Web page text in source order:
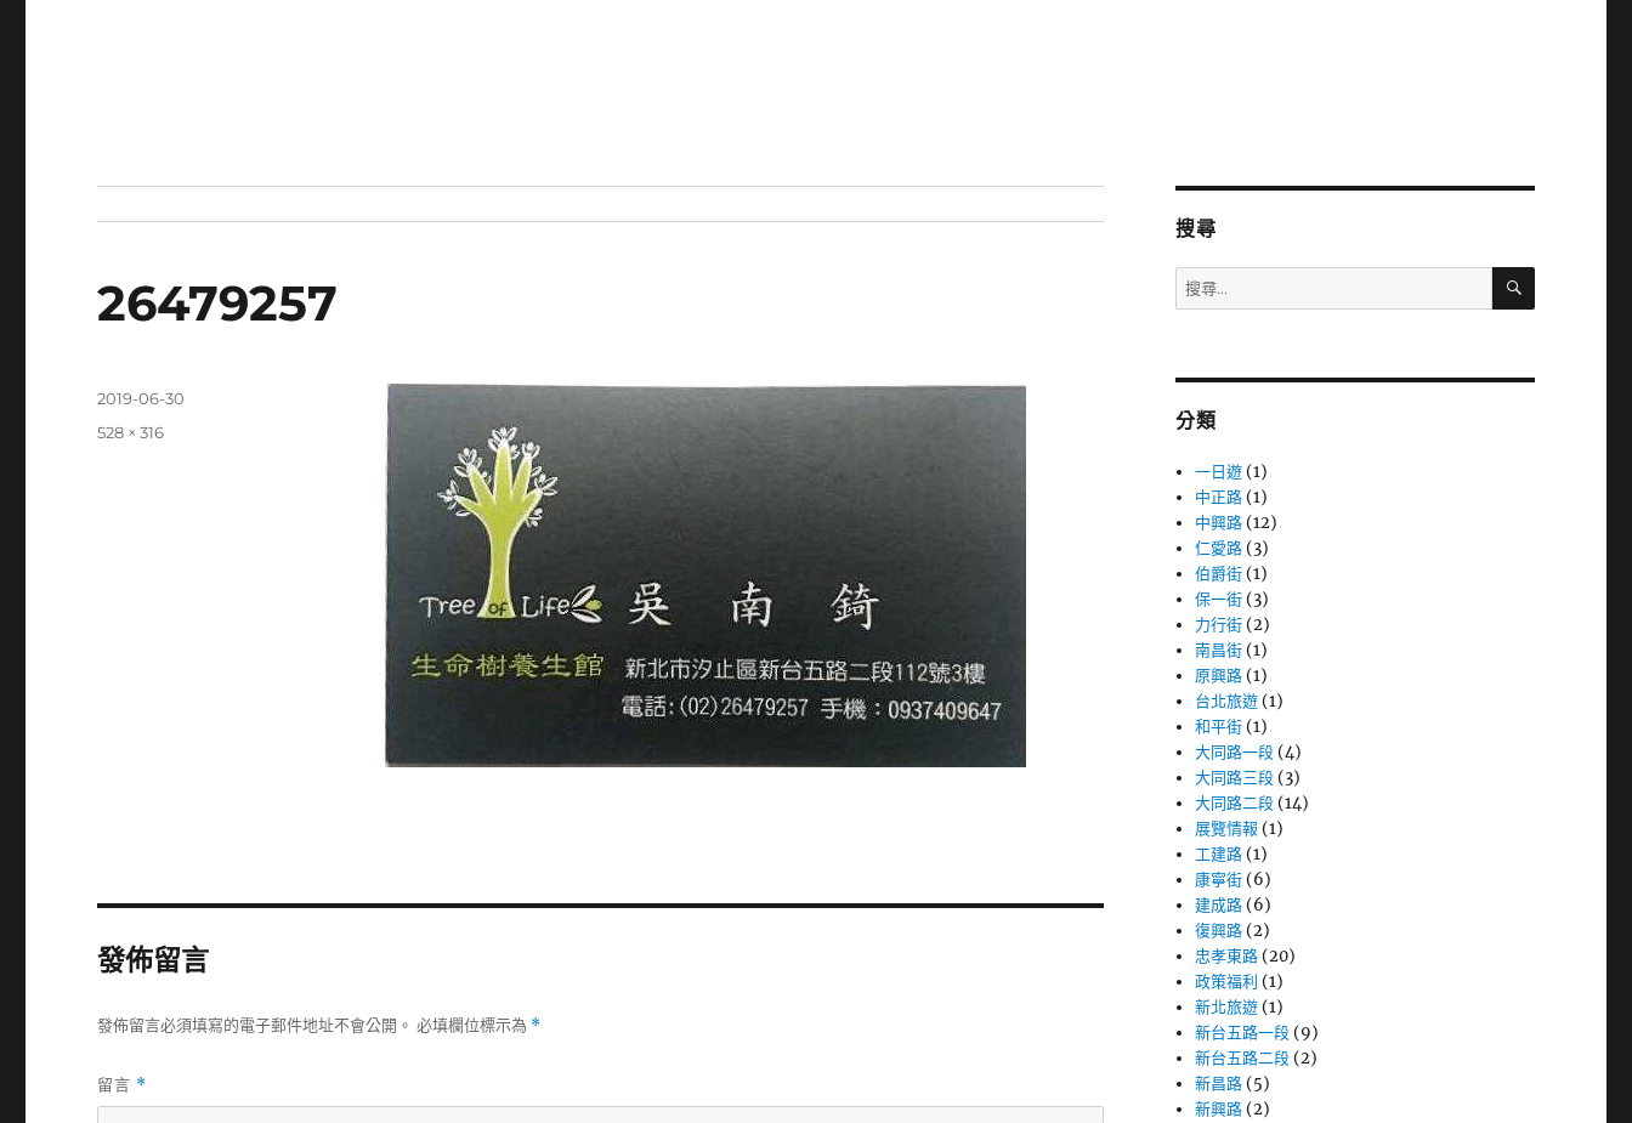
26479257
發
2019-06-30
完
528 × 316
發佈留言
發佈留言必須填寫的電子郵件地址不會公開。 必填欄位標示為 *
留言 *
搜尋
搜
尋
字:
搜
分類
一日遊 (1)
中正路 (1)
中興路 (12)
仁愛路 (3)
伯爵街 (1)
保一街 (3)
力行街 (2)
南昌街 (1)
原興路 (1)
台北旅遊 (1)
和平街 (1)
大同路一段 (4)
大同路三段 (3)
大同路二段 (14)
展覽情報 (1)
工建路 (1)
康寧街 (6)
建成路 (6)
復興路 (2)
忠孝東路 (20)
政策福利 (1)
新北旅遊 (1)
新台五路一段 (9)
新台五路二段 (2)
新昌路 (5)
新興路 (2)